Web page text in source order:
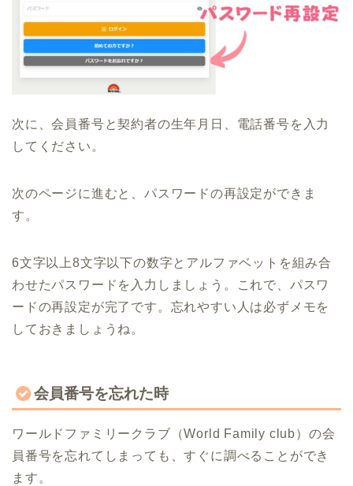
次に、会員番号と契約者の生年月日、電話番号を入力
してください。
次のページに進むと、パスワードの再設定ができま
す。
6文字以上8文字以下の数字とアルファベットを組み合
わせたパスワードを入力しましょう。これで、パスワ
ードの再設定が完了です。忘れやすい人は必ずメモを
しておきましょうね。
会員番号を忘れた時
ワールドファミリークラブ（World Family club）の会
員番号を忘れてしまっても、すぐに調べることができ
ます。